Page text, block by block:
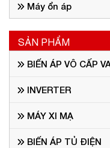
Máy ổn áp
SẢN PHẨM
BIẾN ÁP VÔ CẤP
INVERTER
MÁY XI MẠ
BIẾN ÁP TỦ ĐIỆN